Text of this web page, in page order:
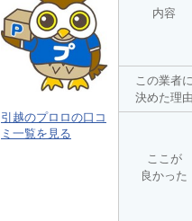
引越のプロロの口コ
ミ一覧を見る
内容
この業者
決めた理
ここが
良かった